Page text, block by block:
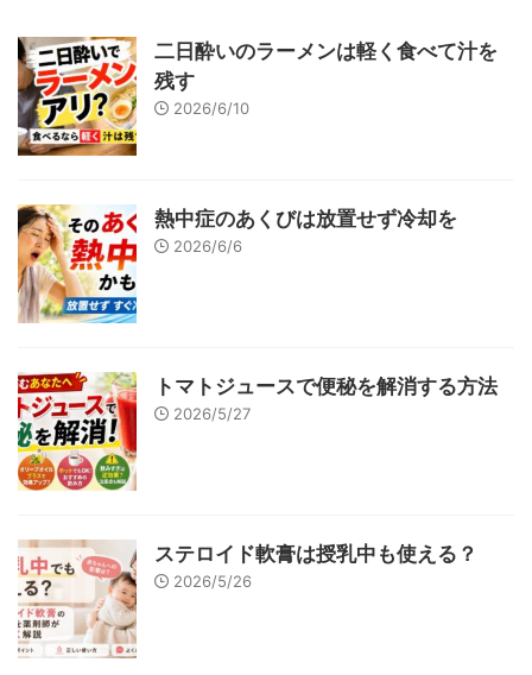
二日酔いのラーメンは軽く食べて汁を
残す
2026/6/10
熱中症のあくびは放置せず冷却を
2026/6/6
トマトジュースで便秘を解消する方法
2026/5/27
ステロイド軟膏は授乳中も使える？
2026/5/26